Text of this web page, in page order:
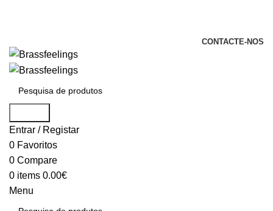
CONTACTE-NOS
Entrar / Registar
0 Favoritos
0 Compare
0 items 0.00€
Menu